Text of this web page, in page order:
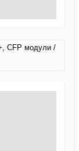
CFP модули /